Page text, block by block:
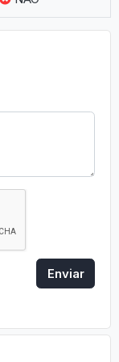
Enviar